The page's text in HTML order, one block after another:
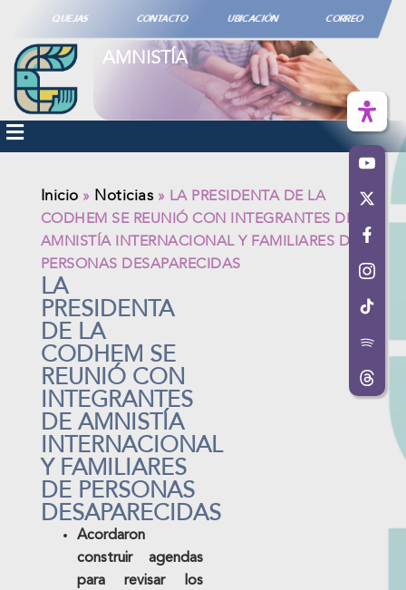
QUEJAS CONTACTO UBICACIÓN CORREO
AMNISTÍA
Inicio » Noticias» LA PRESIDENTA DE LA
CODHEM SE REUNIÓ CON INTEGRANTES DE
AMNISTÍA INTERNACIONAL Y FAMILIARES DE
PERSONAS DESAPARECIDAS
LA
PRESIDENTA
DE LA
CODHEM SE
REUNIÓ CON
INTEGRANTES
DE AMNISTÍA
INTERNACIONAL
Y FAMILIARES
DE PERSONAS
DESAPARECIDAS
Acordaron
construir agendas
para revisar los